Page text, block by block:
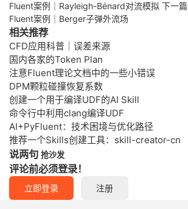
Fluent案例｜Rayleigh-Bénard对流模拟 下一篇
Fluent案例｜Berger子弹外流场
相关推荐
CFD应用科普｜误差来源
国内各家的Token Plan
注意Fluent理论文档中的一些小错误
DPM颗粒碰撞恢复系数
创建一个用于编译UDF的AI Skill
命令行中利用clang编译UDF
AI+PyFluent：技术困境与优化路径
推荐一个Skills创建工具：skill-creator-cn
说两句 抢沙发
评论前必须登录！
立即登录 注册